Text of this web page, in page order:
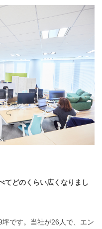
どのくらい広くなりまし
です。当社が26人で、エン